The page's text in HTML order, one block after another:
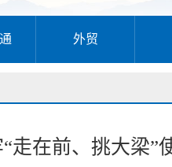
外贸
走在前、挑大梁”